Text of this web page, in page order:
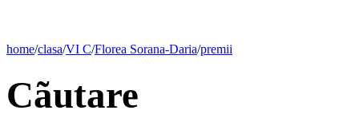
home/clasa/VI C/Florea Sorana-Daria/premii
Cãutare